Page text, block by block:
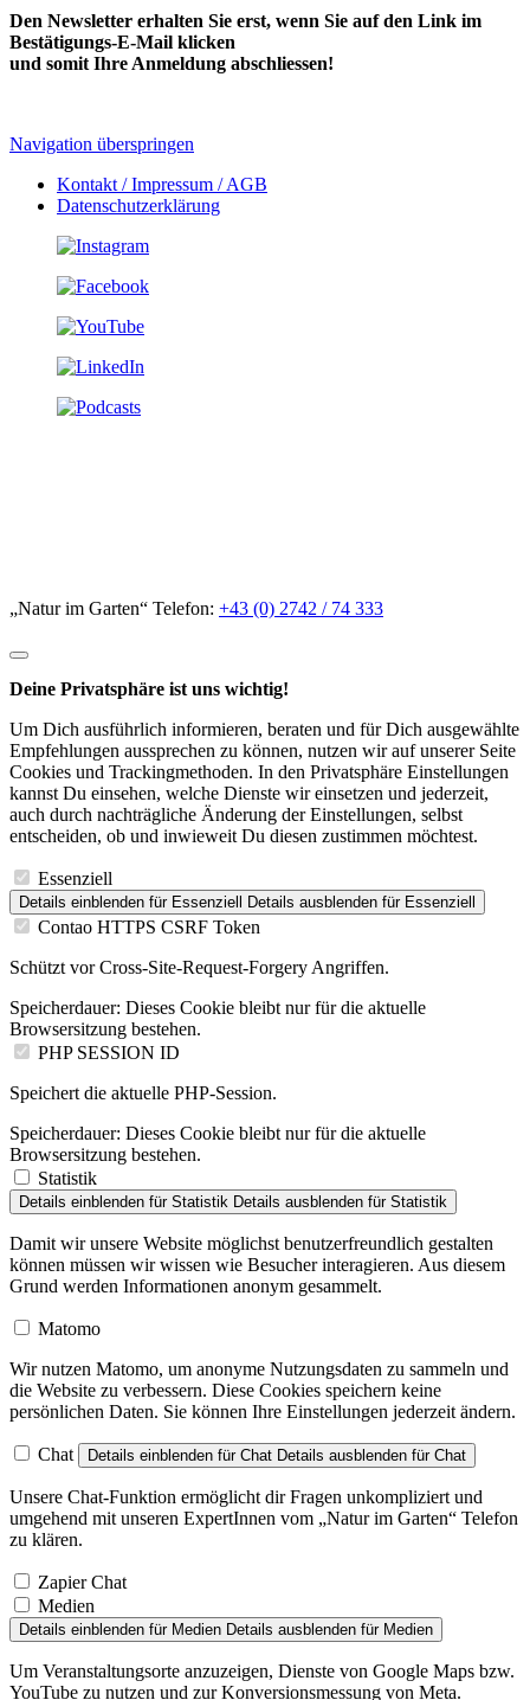
Den Newsletter erhalten Sie erst, wenn Sie auf den Link im
Bestätigungs-E-Mail klicken
und somit Ihre Anmeldung abschliessen!
Navigation überspringen
Kontakt / Impressum / AGB
Datenschutzerklärung
„Natur im Garten“ Telefon: +43 (0) 2742 / 74 333
Deine Privatsphäre ist uns wichtig!
Um Dich ausführlich informieren, beraten und für Dich ausgewählte
Empfehlungen aussprechen zu können, nutzen wir auf unserer Seite
Cookies und Trackingmethoden. In den Privatsphäre Einstellungen
kannst Du einsehen, welche Dienste wir einsetzen und jederzeit,
auch durch nachträgliche Änderung der Einstellungen, selbst
entscheiden, ob und inwieweit Du diesen zustimmen möchtest.
Essenziell
Details einblenden für Essenziell Details ausblenden für Essenziell
Contao HTTPS CSRF Token
Schützt vor Cross-Site-Request-Forgery Angriffen.
Speicherdauer: Dieses Cookie bleibt nur für die aktuelle
Browsersitzung bestehen.
PHP SESSION ID
Speichert die aktuelle PHP-Session.
Speicherdauer: Dieses Cookie bleibt nur für die aktuelle
Browsersitzung bestehen.
Statistik
Details einblenden für Statistik Details ausblenden für Statistik
Damit wir unsere Website möglichst benutzerfreundlich gestalten
können müssen wir wissen wie Besucher interagieren. Aus diesem
Grund werden Informationen anonym gesammelt.
Matomo
Wir nutzen Matomo, um anonyme Nutzungsdaten zu sammeln und
die Website zu verbessern. Diese Cookies speichern keine
persönlichen Daten. Sie können Ihre Einstellungen jederzeit ändern.
Chat Details einblenden für Chat Details ausblenden für Chat
Unsere Chat-Funktion ermöglicht dir Fragen unkompliziert und
umgehend mit unseren ExpertInnen vom „Natur im Garten“ Telefon
zu klären.
Zapier Chat
Medien
Details einblenden für Medien Details ausblenden für Medien
Um Veranstaltungsorte anzuzeigen, Dienste von Google Maps bzw.
YouTube zu nutzen und zur Konversionsmessung von Meta.